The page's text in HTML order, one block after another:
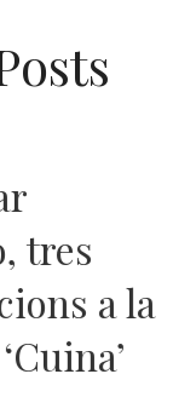
a la
15